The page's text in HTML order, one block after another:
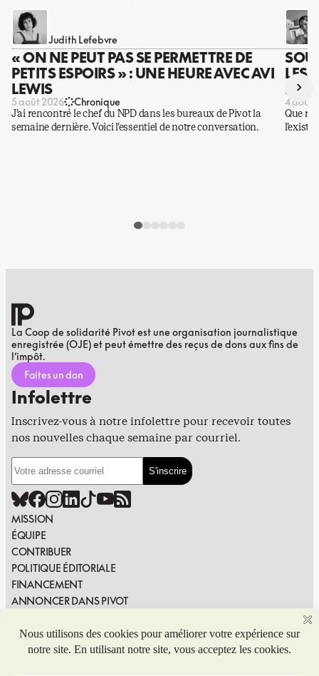
Judith Lefebvre
« ON NE PEUT PAS SE PERMETTRE DE
PETITS ESPOIRS » : UNE HEURE AVEC AVI
LEWIS
5 août 2026 Chronique
J’ai rencontré le chef du NPD dans les bureaux de Pivot la
semaine dernière. Voici l’essentiel de notre conversation.
LES
DES
4 août
Que
›
La Coop de solidarité Pivot est une organisation journalistique
enregistrée (OJE) et peut émettre des reçus de dons aux fins de
l’impôt.
Faites un don
Infolettre
Inscrivez-vous à notre infolettre pour recevoir toutes
nos nouvelles chaque semaine par courriel.
MISSION
ÉQUIPE
CONTRIBUER
POLITIQUE ÉDITORIALE
FINANCEMENT
ANNONCER DANS PIVOT
SIGNALER UNE ERREUR
NOUS JOINDRE